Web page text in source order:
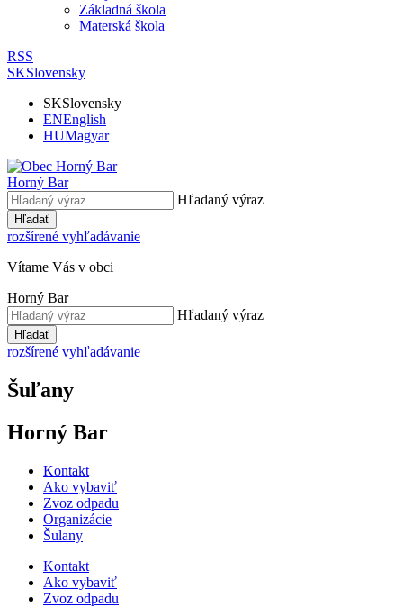
Základná škola
Materská škola
RSS
SKSlovensky
SKSlovensky
ENEnglish
HUMagyar
Horný Bar
Hľadaný výraz
Hľadať
rozšírené vyhľadávanie
Vítame Vás v obci
Horný Bar
Hľadaný výraz
Hľadať
rozšírené vyhľadávanie
Šuľany
Horný Bar
Kontakt
Ako vybaviť
Zvoz odpadu
Organizácie
Šulany
Kontakt
Ako vybaviť
Zvoz odpadu